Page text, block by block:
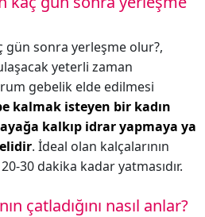
gün sonra yerleşme olur?,
yeterli zaman
gebelik elde edilmesi
kalmak isteyen bir kadın
kalkıp idrar yapmaya ya
. İdeal olan kalçalarının
30 dakika kadar yatmasıdır.
çatladığını nasıl anlar?